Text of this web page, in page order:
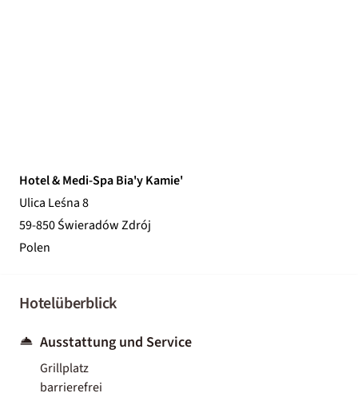
Hotel & Medi-Spa Bia'y Kamie'
Ulica Leśna 8
59-850 Świeradów Zdrój
Polen
Hotelüberblick
Ausstattung und Service
Grillplatz
barrierefrei